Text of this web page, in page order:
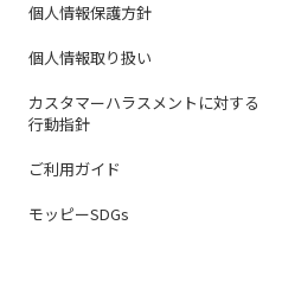
個人情報保護方針
個人情報取り扱い
カスタマーハラスメントに対する
行動指針
ご利用ガイド
モッピーSDGs